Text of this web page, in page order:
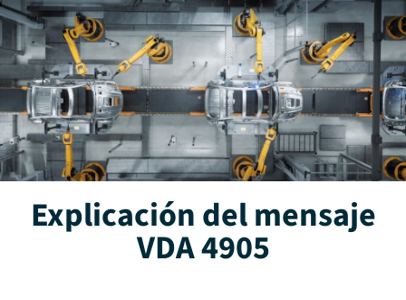
Explicación del mensaje
VDA 4905